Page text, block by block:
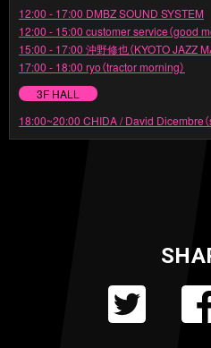
12:00 - 17:00 DMBZ SOUND SYSTEM
12:00 - 15:00 customer service（good
15:00 - 17:00 沖野修也（KYOTO JAZZ
17:00 - 18:00 ryo（tractor morning）
3F HALL
18:00~20:00 CHIDA / David Dicembre（